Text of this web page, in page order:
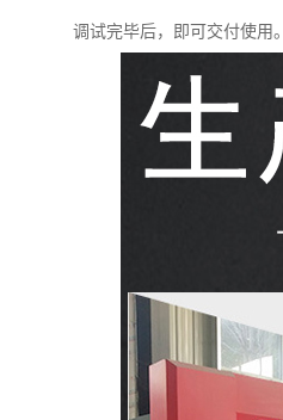
调试完毕后，即可交付使用。